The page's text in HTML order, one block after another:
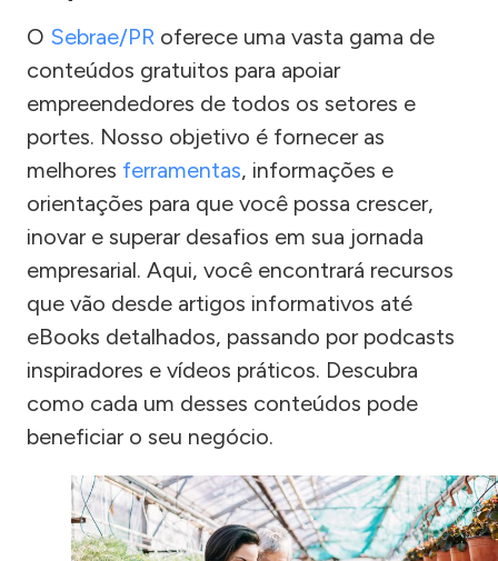
O Sebrae/PR oferece uma vasta gama de
conteúdos gratuitos para apoiar
empreendedores de todos os setores e
portes. Nosso objetivo é fornecer as
melhores ferramentas, informações e
orientações para que você possa crescer,
inovar e superar desafios em sua jornada
empresarial. Aqui, você encontrará recursos
que vão desde artigos informativos até
eBooks detalhados, passando por podcasts
inspiradores e vídeos práticos. Descubra
como cada um desses conteúdos pode
beneficiar o seu negócio.